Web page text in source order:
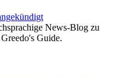
News-Blog zu
Guide.